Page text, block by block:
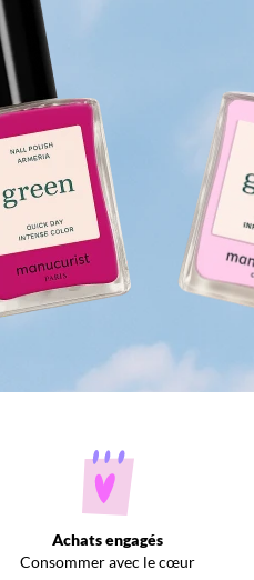
Achats engagés
Consommer avec le cœur